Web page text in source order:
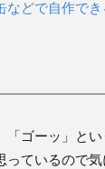
などで自作でき
ゴーッ」とい
っているので